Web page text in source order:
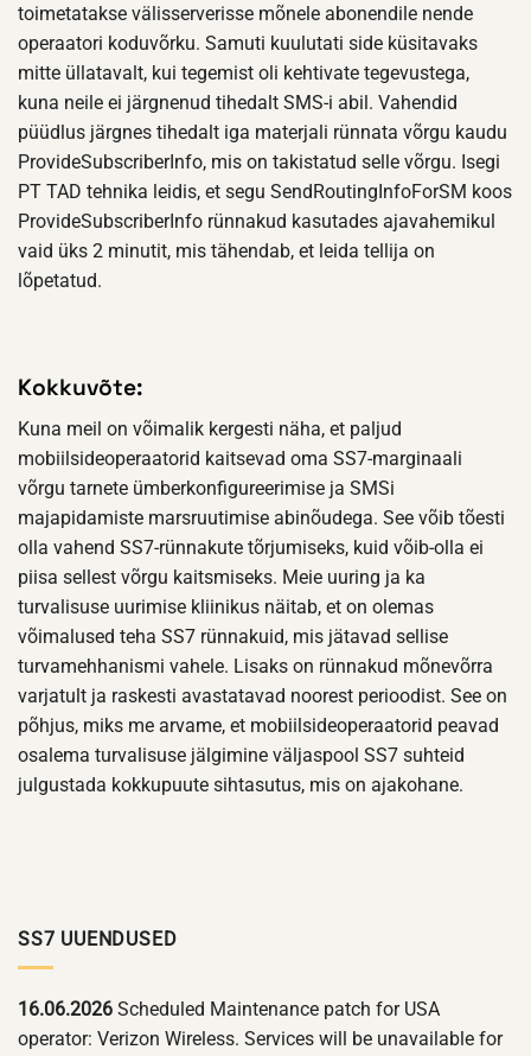
toimetatakse välisserverisse mõnele abonendile nende
operaatori koduvõrku. Samuti kuulutati side küsitavaks
mitte üllatavalt, kui tegemist oli kehtivate tegevustega,
kuna neile ei järgnenud tihedalt SMS-i abil. Vahendid
püüdlus järgnes tihedalt iga materjali rünnata võrgu kaudu
ProvideSubscriberInfo, mis on takistatud selle võrgu. Isegi
PT TAD tehnika leidis, et segu SendRoutingInfoForSM koos
ProvideSubscriberInfo rünnakud kasutades ajavahemikul
vaid üks 2 minutit, mis tähendab, et leida tellija on
lõpetatud.
Kokkuvõte:
Kuna meil on võimalik kergesti näha, et paljud
mobiilsideoperaatorid kaitsevad oma SS7-marginaali
võrgu tarnete ümberkonfigureerimise ja SMSi
majapidamiste marsruutimise abinõudega. See võib tõesti
olla vahend SS7-rünnakute tõrjumiseks, kuid võib-olla ei
piisa sellest võrgu kaitsmiseks. Meie uuring ja ka
turvalisuse uurimise kliinikus näitab, et on olemas
võimalused teha SS7 rünnakuid, mis jätavad sellise
turvamehhanismi vahele. Lisaks on rünnakud mõnevõrra
varjatult ja raskesti avastatavad noorest perioodist. See on
põhjus, miks me arvame, et mobiilsideoperaatorid peavad
osalema turvalisuse jälgimine väljaspool SS7 suhteid
julgustada kokkupuute sihtasutus, mis on ajakohane.
SS7 UUENDUSED
16.06.2026 Scheduled Maintenance patch for USA
operator: Verizon Wireless. Services will be unavailable for